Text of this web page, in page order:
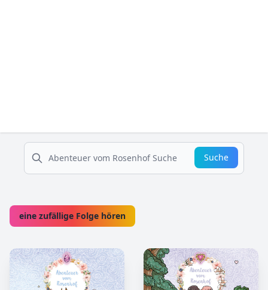
suche
Suche
eine zufällige Folge hören